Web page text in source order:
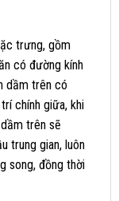
trưng, gồm
có đường kính
dầm trên có
chính giữa, khi
trên sẽ
trung gian, luôn
song, đồng thời